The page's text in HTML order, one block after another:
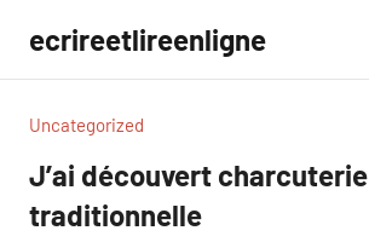
contenu
ecrireetlireenligne
Uncategorized
J’ai découvert charcuterie
traditionnelle